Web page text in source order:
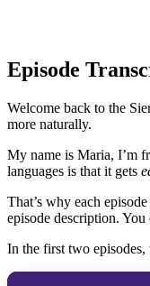
Episode
Welcome back to the
more naturally.
My name is Maria, I’m
languages is that it gets
That’s why each
episode description. You
In the first two